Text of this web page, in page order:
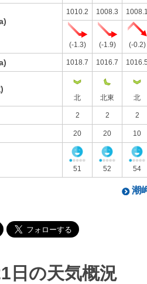
1010.2 1008.3
(-1.3) (-1.9) (-0.2)
1018.7 1016.7
北 北東 北
2 2 2
20 20 10
51 52 54
潮
日の天気概況